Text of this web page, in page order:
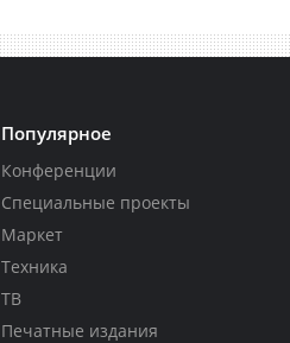
Популярное
Конференции
Специальные проекты
Маркет
Техника
ТВ
Печатные издания